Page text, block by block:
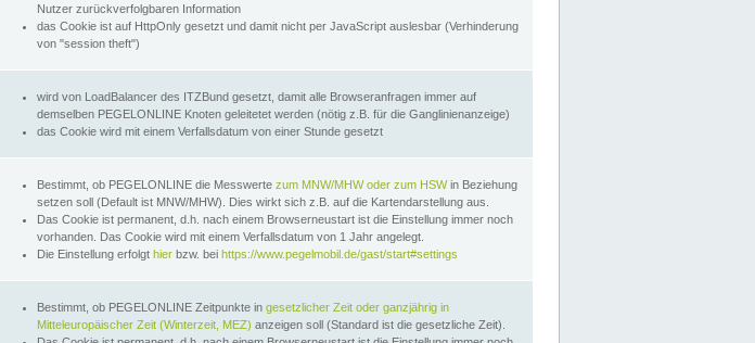
Nutzer zurückverfolgbaren Information
das Cookie ist auf HttpOnly gesetzt und damit nicht per JavaScript auslesbar (Verhinderung
von "session theft")
wird von LoadBalancer des ITZBund gesetzt, damit alle Browseranfragen immer auf
demselben PEGELONLINE Knoten geleitetet werden (nötig z.B. für die Ganglinienanzeige)
das Cookie wird mit einem Verfallsdatum von einer Stunde gesetzt
Bestimmt, ob PEGELONLINE die Messwerte zum MNW/MHW oder zum HSWin Beziehung
setzen soll (Default ist MNW/MHW). Dies wirkt sich z.B. auf die Kartendarstellung aus.
Das Cookie ist permanent, d.h. nach einem Browserneustart ist die Einstellung immer noch
vorhanden. Das Cookie wird mit einem Verfallsdatum von 1 Jahr angelegt.
Die Einstellung erfolgt hier bzw. bei https://www.pegelmobil.de/gast/start#settings
Bestimmt, ob PEGELONLINE Zeitpunkte in gesetzlicher Zeit oder ganzjährig in
Mitteleuropäischer Zeit (Winterzeit, MEZ) anzeigen soll (Standard ist die gesetzliche Zeit).